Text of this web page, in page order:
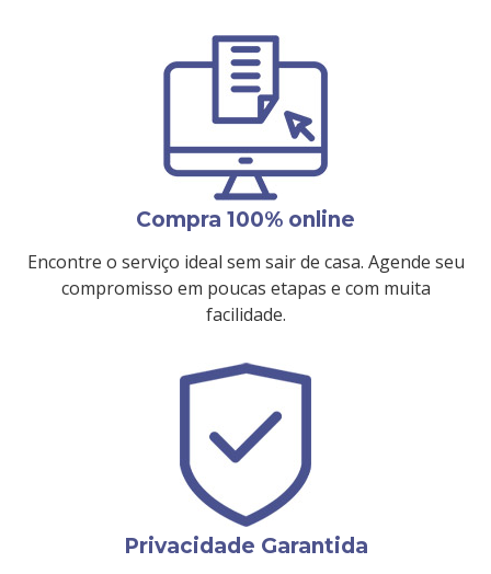
Compra 100% online
Encontre o serviço ideal sem sair de casa. Agende seu
compromisso em poucas etapas e com muita
facilidade.
Privacidade Garantida